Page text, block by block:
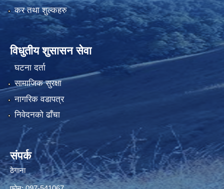
कर तथा शुल्कहरु
विधुतीय शुसासन सेवा
घटना दर्ता
सामाजिक सुरक्षा
नागरिक वडापत्र
निवेदनको ढाँचा
संपर्क
ठेगाना